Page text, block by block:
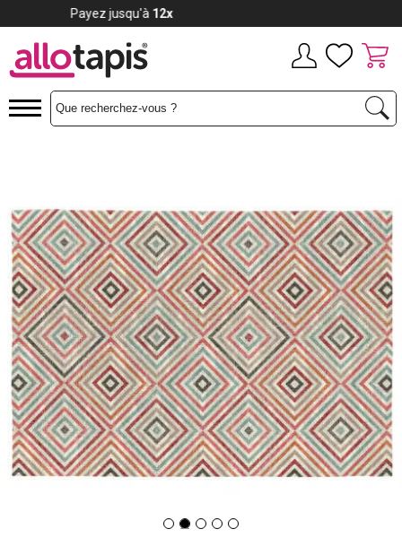
Payez jusqu'à